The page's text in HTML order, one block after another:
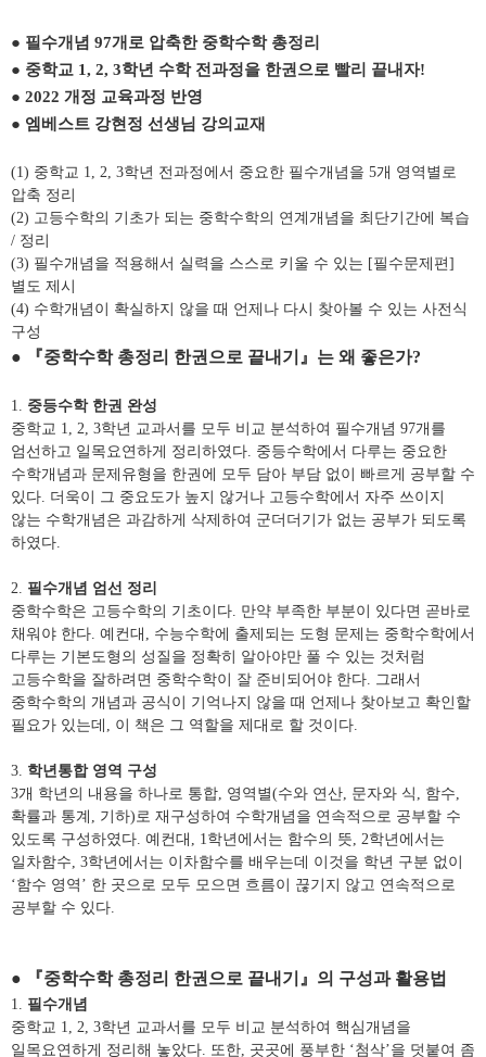
● 필수개념 97개로 압축한 중학수학 총정리
● 중학교 1, 2, 3학년 수학 전과정을 한권으로 빨리 끝내자!
● 2022 개정 교육과정 반영
● 엠베스트 강현정 선생님 강의교재
(1) 중학교 1, 2, 3학년 전과정에서 중요한 필수개념을 5개 영역별로
압축 정리
(2) 고등수학의 기초가 되는 중학수학의 연계개념을 최단기간에 복습
/ 정리
(3) 필수개념을 적용해서 실력을 스스로 키울 수 있는 [필수문제편]
별도 제시
(4) 수학개념이 확실하지 않을 때 언제나 다시 찾아볼 수 있는 사전식
구성
● 『중학수학 총정리 한권으로 끝내기 』 는 왜 좋은가?
1. 중등수학 한권 완성
중학교 1, 2, 3학년 교과서를 모두 비교 분석하여 필수개념 97개를
엄선하고 일목요연하게 정리하였다. 중등수학에서 다루는 중요한
수학개념과 문제유형을 한권에 모두 담아 부담 없이 빠르게 공부할 수
있다. 더욱이 그 중요도가 높지 않거나 고등수학에서 자주 쓰이지
않는 수학개념은 과감하게 삭제하여 군더더기가 없는 공부가 되도록
하였다.
2. 필수개념 엄선 정리
중학수학은 고등수학의 기초이다. 만약 부족한 부분이 있다면 곧바로
채워야 한다. 예컨대 , 수능수학에 출제되는 도형 문제는 중학수학에서
다루는 기본도형의 성질을 정확히 알아야만 풀 수 있는 것처럼
고등수학을 잘하려면 중학수학이 잘 준비되어야 한다. 그래서
중학수학의 개념과 공식이 기억나지 않을 때 언제나 찾아보고 확인할
필요가 있는데 , 이 책은 그 역할을 제대로 할 것이다.
3. 학년통합 영역 구성
3개 학년의 내용을 하나로 통합, 영역별(수와 연산, 문자와 식 , 함수,
확률과 통계 , 기하)로 재구성하여 수학개념을 연속적으로 공부할 수
있도록 구성하였다. 예컨대 , 1학년에서는 함수의 뜻, 2학년에서는
일차함수, 3학년에서는 이차함수를 배우는데 이것을 학년 구분 없이
‘함수 영역 ’ 한 곳으로 모두 모으면 흐름이 끊기지 않고 연속적으로
공부할 수 있다.
● 『중학수학 총정리 한권으로 끝내기 』 의 구성과 활용법
1. 필수개념
중학교 1, 2, 3학년 교과서를 모두 비교 분석하여 핵심개념을
일목요연하게 정리해 놓았다. 또한, 곳곳에 풍부한 ‘첨삭’을 덧붙여 좀